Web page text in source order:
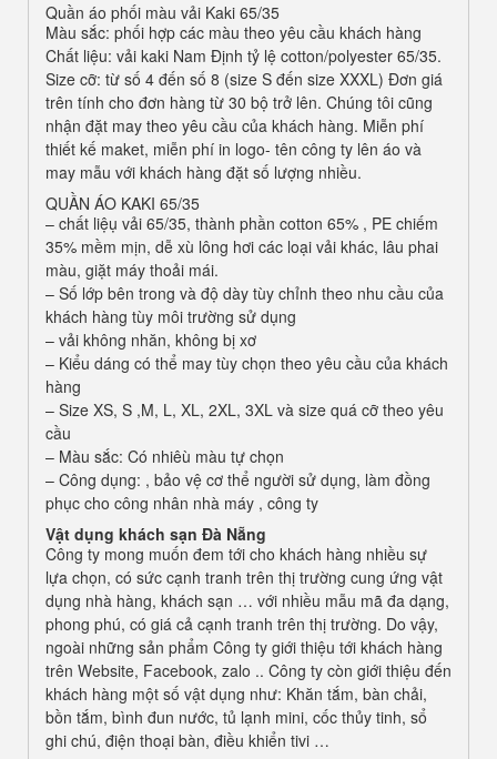
Quần áo phối màu vải Kaki 65/35
Màu sắc: phối hợp các màu theo yêu cầu khách hàng
Chất liệu: vải kaki Nam Định tỷ lệ cotton/polyester 65/35.
Size cỡ: từ số 4 đến số 8 (size S đến size XXXL) Đơn giá
trên tính cho đơn hàng từ 30 bộ trở lên. Chúng tôi cũng
nhận đặt may theo yêu cầu của khách hàng. Miễn phí
thiết kế maket, miễn phí in logo- tên công ty lên áo và
may mẫu với khách hàng đặt số lượng nhiều.
QUẦN ÁO KAKI 65/35
– chất liệụ vải 65/35, thành phần cotton 65% , PE chiếm
35% mềm mịn, dễ xù lông hơi các loại vải khác, lâu phai
màu, giặt máy thoải mái.
– Số lớp bên trong và độ dày tùy chỉnh theo nhu cầu của
khách hàng tùy môi trường sử dụng
– vải không nhăn, không bị xơ
– Kiểu dáng có thể may tùy chọn theo yêu cầu của khách
hàng
– Size XS, S ,M, L, XL, 2XL, 3XL và size quá cỡ theo yêu
cầu
– Màu sắc: Có nhiêù màu tự chọn
– Công dụng: , bảo vệ cơ thể người sử dụng, làm đồng
phục cho công nhân nhà máy , công ty
Vật dụng khách sạn Đà Nẵng
Công ty mong muốn đem tới cho khách hàng nhiều sự
lựa chọn, có sức cạnh tranh trên thị trường cung ứng vật
dụng nhà hàng, khách sạn … với nhiều mẫu mã đa dạng,
phong phú, có giá cả cạnh tranh trên thị trường. Do vậy,
ngoài những sản phẩm Công ty giới thiệu tới khách hàng
trên Website, Facebook, zalo .. Công ty còn giới thiệu đến
khách hàng một số vật dụng như: Khăn tắm, bàn chải,
bồn tắm, bình đun nước, tủ lạnh mini, cốc thủy tinh, sổ
ghi chú, điện thoại bàn, điều khiển tivi …